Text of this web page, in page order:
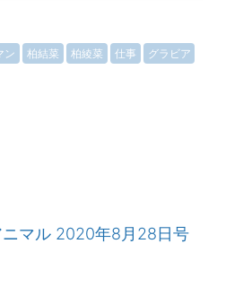
ン 柏結菜 柏綾菜 仕事
グラビア
マル 2020年8月28日号